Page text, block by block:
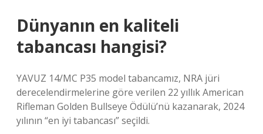
Dünyanın en kaliteli
tabancası hangisi?
YAVUZ 14/MC P35 model tabancamız, NRA jüri
derecelendirmelerine göre verilen 22 yıllık American
Rifleman Golden Bullseye Ödülü’nü kazanarak, 2024
yılının “en iyi tabancası” seçildi.